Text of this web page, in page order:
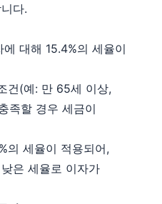
다.
에 대해 15.4%의 세율이
건(예: 만 65세 이상,
족할 경우 세금이
의 세율이 적용되어,
은 세율로 이자가